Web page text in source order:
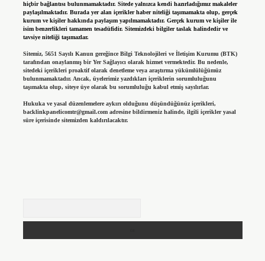
hiçbir bağlantısı bulunmamaktadır. Sitede yalnızca kendi hazırladığımız makaleler
paylaşılmaktadır. Burada yer alan içerikler haber niteliği taşımamakta olup, gerçek
kurum ve kişiler hakkında paylaşım yapılmamaktadır. Gerçek kurum ve kişiler ile
isim benzerlikleri tamamen tesadüfidir. Sitemizdeki bilgiler taslak halindedir ve
tavsiye niteliği taşımazlar.
Sitemiz, 5651 Sayılı Kanun gereğince Bilgi Teknolojileri ve İletişim Kurumu (BTK)
tarafından onaylanmış bir Yer Sağlayıcı olarak hizmet vermektedir. Bu nedenle,
sitedeki içerikleri proaktif olarak denetleme veya araştırma yükümlülüğümüz
bulunmamaktadır. Ancak, üyelerimiz yazdıkları içeriklerin sorumluluğunu
taşımakta olup, siteye üye olarak bu sorumluluğu kabul etmiş sayılırlar.
Hukuka ve yasal düzenlemelere aykırı olduğunu düşündüğünüz içerikleri,
backlinkpanelicomtr@gmail.comadresine bildirmeniz halinde, ilgili içerikler yasal
süre içerisinde sitemizden kaldırılacaktır.